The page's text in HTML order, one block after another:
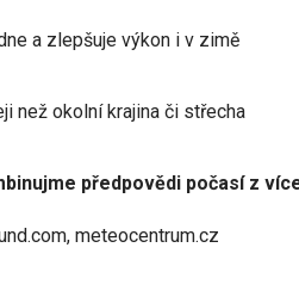
a zlepšuje výkon i v zimě
než okolní krajina či střecha
předpovědi počasí z
meteocentrum.cz